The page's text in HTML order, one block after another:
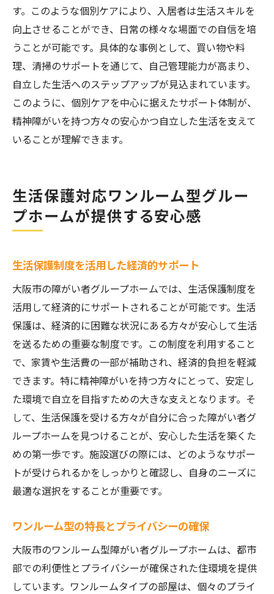
す。このような個別ケアにより、入居者は生活スキルを
向上させることができ、日常の様々な場面での自信を培
うことが可能です。具体的な事例として、買い物や料
理、清掃のサポートを通じて、自己管理能力が高まり、
自立した生活へのステップアップが見込まれています。
このように、個別ケアを中心に据えたサポート体制が、
精神障がいを持つ方々の安心かつ自立した生活を支えて
いることが理解できます。
生活保護対応ワンルーム型グルー
プホームが提供する安心感
生活保護制度を活用した経済的サポート
大阪市の障がい者グループホームでは、生活保護制度を
活用して経済的にサポートされることが可能です。生活
保護は、経済的に困難な状況にある方々が安心して生活
を送るための重要な制度です。この制度を利用すること
で、家賃や生活費の一部が補助され、経済的負担を軽減
できます。特に精神障がいを持つ方々にとって、安定し
た環境で自立を目指すための大きな支えとなります。そ
して、生活保護を受ける方々が自分に合った障がい者グ
ループホームを見つけることが、安心した生活を築くた
めの第一歩です。施設選びの際には、どのようなサポー
トが受けられるかをしっかりと確認し、自身のニーズに
最適な選択をすることが重要です。
ワンルーム型の特長とプライバシーの確保
大阪市のワンルーム型障がい者グループホームは、都市
部での利便性とプライバシーが確保された住環境を提供
しています。ワンルームタイプの部屋は、個々のプライ